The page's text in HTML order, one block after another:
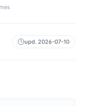
upd. 2026-07-10